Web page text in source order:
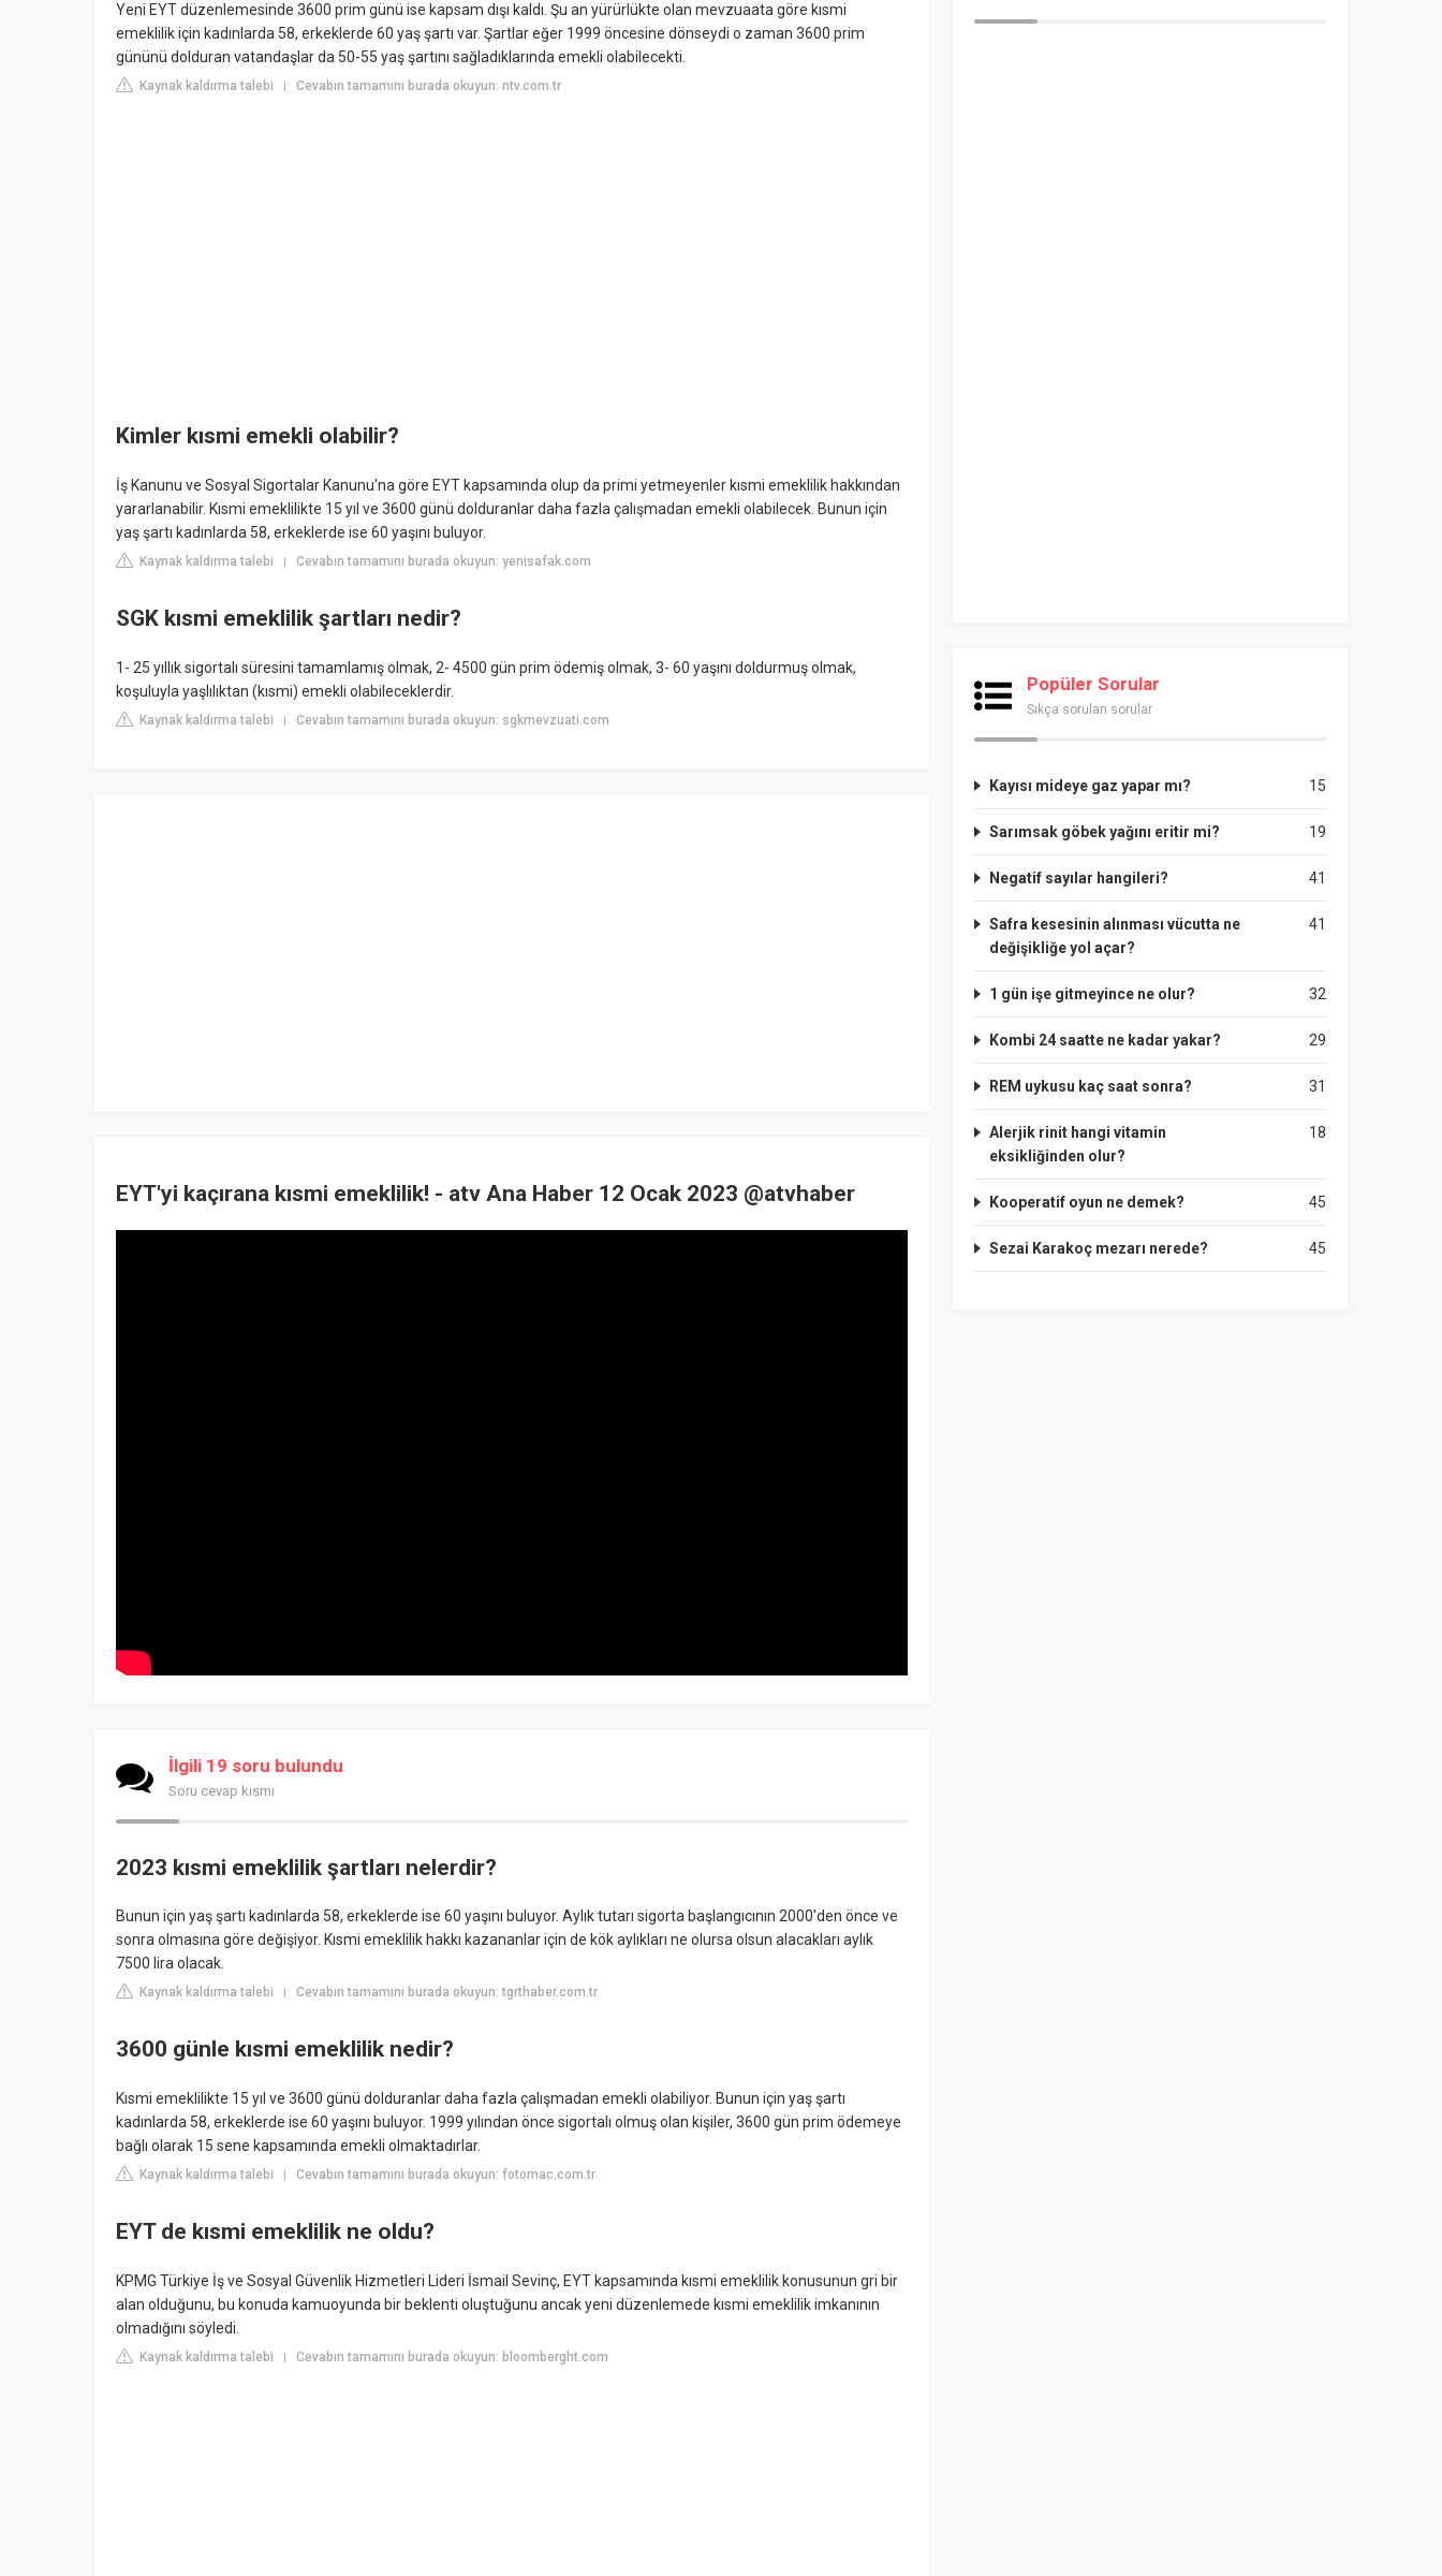
Yeni EYT düzenlemesinde 3600 prim günü ise kapsam dışı kaldı. Şu an yürürlükte olan mevzuaata göre kısmi
emeklilik için kadınlarda 58, erkeklerde 60 yaş şartı var. Şartlar eğer 1999 öncesine dönseydi o zaman 3600 prim
gününü dolduran vatandaşlar da 50-55 yaş şartını sağladıklarında emekli olabilecekti.
Kaynak kaldırma talebi Cevabın tamamını burada okuyun: ntv.com.tr
Kimler kısmi emekli olabilir?
İş Kanunu ve Sosyal Sigortalar Kanunu'na göre EYT kapsamında olup da primi yetmeyenler kısmi emeklilik hakkından
yararlanabilir. Kısmi emeklilikte 15 yıl ve 3600 günü dolduranlar daha fazla çalışmadan emekli olabilecek. Bunun için
yaş şartı kadınlarda 58, erkeklerde ise 60 yaşını buluyor.
Kaynak kaldırma talebi | Cevabın tamamını burada okuyun: yenisafak.com
SGK kısmi emeklilik şartları nedir?
1- 25 yıllık sigortalı süresini tamamlamış olmak, 2- 4500 gün prim ödemiş olmak, 3- 60 yaşını doldurmuş olmak,
koşuluyla yaşlılıktan (kısmi) emekli olabileceklerdir.
Kaynak kaldırma talebi | Cevabın tamamını burada okuyun: sgkmevzuati.com
EYT'yi kaçırana kısmi emeklilik! - atv Ana Haber 12 Ocak 2023 @atvhaber
İlgili 19 soru bulundu
Soru cevap kısmı
2023 kısmi emeklilik şartları nelerdir?
Bunun için yaş şartı kadınlarda 58, erkeklerde ise 60 yaşını buluyor. Aylık tutarı sigorta başlangıcının 2000'den önce ve
sonra olmasına göre değişiyor. Kısmi emeklilik hakkı kazananlar için de kök aylıkları ne olursa olsun alacakları aylık
7500 lira olacak.
Kaynak kaldırma talebi | Cevabın tamamını burada okuyun: tgrthaber.com.tr
3600 günle kısmi emeklilik nedir?
Kısmi emeklilikte 15 yıl ve 3600 günü dolduranlar daha fazla çalışmadan emekli olabiliyor. Bunun için yaş şartı
kadınlarda 58, erkeklerde ise 60 yaşını buluyor. 1999 yılından önce sigortalı olmuş olan kişiler, 3600 gün prim ödemeye
bağlı olarak 15 sene kapsamında emekli olmaktadırlar.
Kaynak kaldırma talebi | Cevabın tamamını burada okuyun: fotomac.com.tr
EYT de kısmi emeklilik ne oldu?
KPMG Türkiye İş ve Sosyal Güvenlik Hizmetleri Lideri İsmail Sevinç, EYT kapsamında kısmi emeklilik konusunun gri bir
alan olduğunu, bu konuda kamuoyunda bir beklenti oluştuğunu ancak yeni düzenlemede kısmi emeklilik imkanının
olmadığını söyledi.
Kaynak kaldırma talebi | Cevabın tamamını burada okuyun: bloomberght.com
Popüler Sorular
Sıkça sorulan sorular
15
Kayısı mideye gaz yapar mı?
19
Sarımsak göbek yağını eritir mi?
41
Negatif sayılar hangileri?
41
Safra kesesinin alınması vücutta ne
değişikliğe yol açar?
32
1 gün işe gitmeyince ne olur?
29
Kombi 24 saatte ne kadar yakar?
31
REM uykusu kaç saat sonra?
18
Alerjik rinit hangi vitamin
eksikliğinden olur?
45
Kooperatif oyun ne demek?
45
Sezai Karakoç mezarı nerede?